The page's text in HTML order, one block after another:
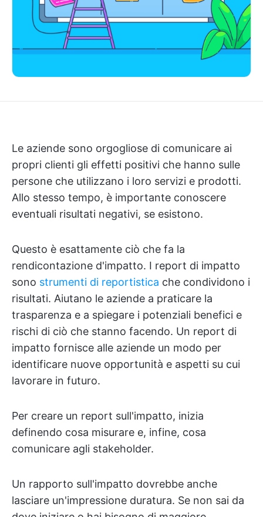
Le aziende sono orgogliose di comunicare ai
propri clienti gli effetti positivi che hanno sulle
persone che utilizzano i loro servizi e prodotti.
Allo stesso tempo, è importante conoscere
eventuali risultati negativi, se esistono.
Questo è esattamente ciò che fa la
rendicontazione d'impatto. I report di impatto
sono strumenti di reportistica che condividono i
risultati. Aiutano le aziende a praticare la
trasparenza e a spiegare i potenziali benefici e
rischi di ciò che stanno facendo. Un report di
impatto fornisce alle aziende un modo per
identificare nuove opportunità e aspetti su cui
lavorare in futuro.
Per creare un report sull'impatto, inizia
definendo cosa misurare e, infine, cosa
comunicare agli stakeholder.
Un rapporto sull'impatto dovrebbe anche
lasciare un'impressione duratura. Se non sai da